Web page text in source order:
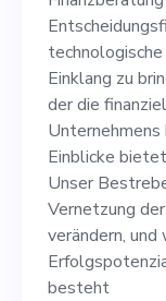
suchen
und der
sich auf
Einklang zu
der die
Einblicke
Unser
Vernetzung
verändern, und
besteht